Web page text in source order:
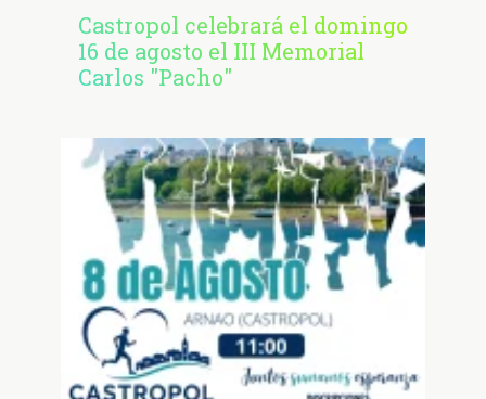
Castropol celebrará el domingo
16 de agosto el III Memorial
Carlos "Pacho"